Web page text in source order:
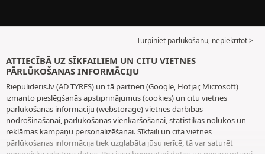
Turpiniet pārlūkošanu, nepiekrītot >
ATTIECĪBĀ UZ SĪKFAILIEM UN CITU VIETNES
PĀRLŪKOŠANAS INFORMĀCIJU
Riepulideris.lv (AD TYRES) un tā partneri (Google, Hotjar, Microsoft)
izmanto pieslēgšanās apstiprinājumus (cookies) un citu vietnes
pārlūkošanas informāciju (webstorage) vietnes darbības
nodrošināšanai, pārlūkošanas vienkāršošanai, statistikas nolūkos un
reklāmas kampaņu personalizēšanai. Sīkfaili un cita vietnes
pārlūkošanas informācija tiek uzglabāta jūsu ierīcē, tā var saturēt